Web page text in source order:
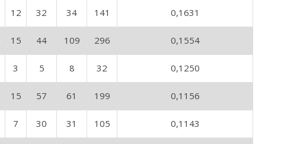
12 32 34 141 0,1631
15 44 109 296 0,1554
3 5 8 32 0,1250
15 57 61 199 0,1156
7 30 31 105 0,1143